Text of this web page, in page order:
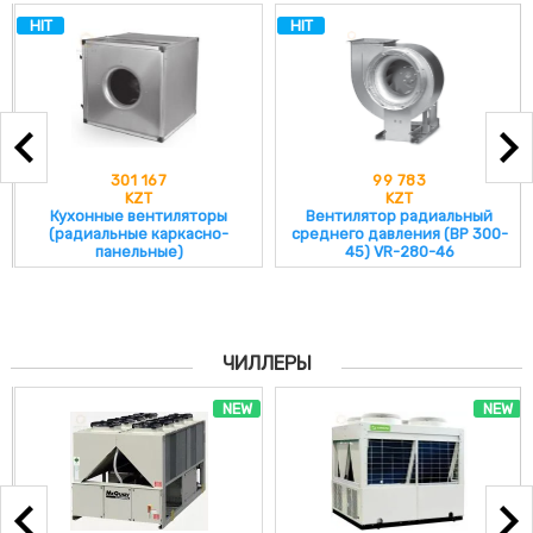
HIT
301 167
KZT
Кухонные вентиляторы
(радиальные каркасно-
панельные)
HIT
99 783
KZT
Вентилятор радиальный
среднего давления (ВР 300-
45) VR-280-46
ЧИЛЛЕРЫ
NEW NEW